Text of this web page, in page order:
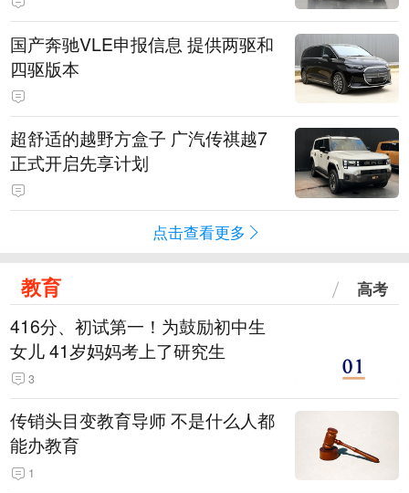
国产奔驰VLE申报信息 提供两驱和
四驱版本
超舒适的越野方盒子 广汽传祺越7
正式开启先享计划
点击查看更多
教育 高考
416分、初试第一！为鼓励初中生
女儿 41岁妈妈考上了研究生
3
传销头目变教育导师 不是什么人都
能办教育
1